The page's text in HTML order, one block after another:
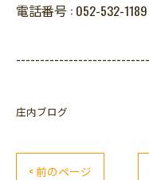
電話番号 : 052-532-1189
庄内ブログ
< 前のページ